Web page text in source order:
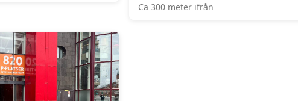
Ca 300 meter ifrån